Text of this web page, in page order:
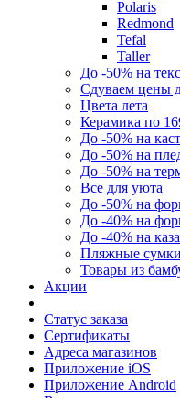
Polaris
Redmond
Tefal
Taller
До -50% на
Сдуваем цены
Цвета лета
Керамика по
До -50% на
До -50% на
До -50% на
Все для уюта
До -50% на
До -40% на
До -40% на
Пляжные сумки
Товары из
Акции
Статус заказа
Сертификаты
Адреса магазинов
Приложение iOS
Приложение Android